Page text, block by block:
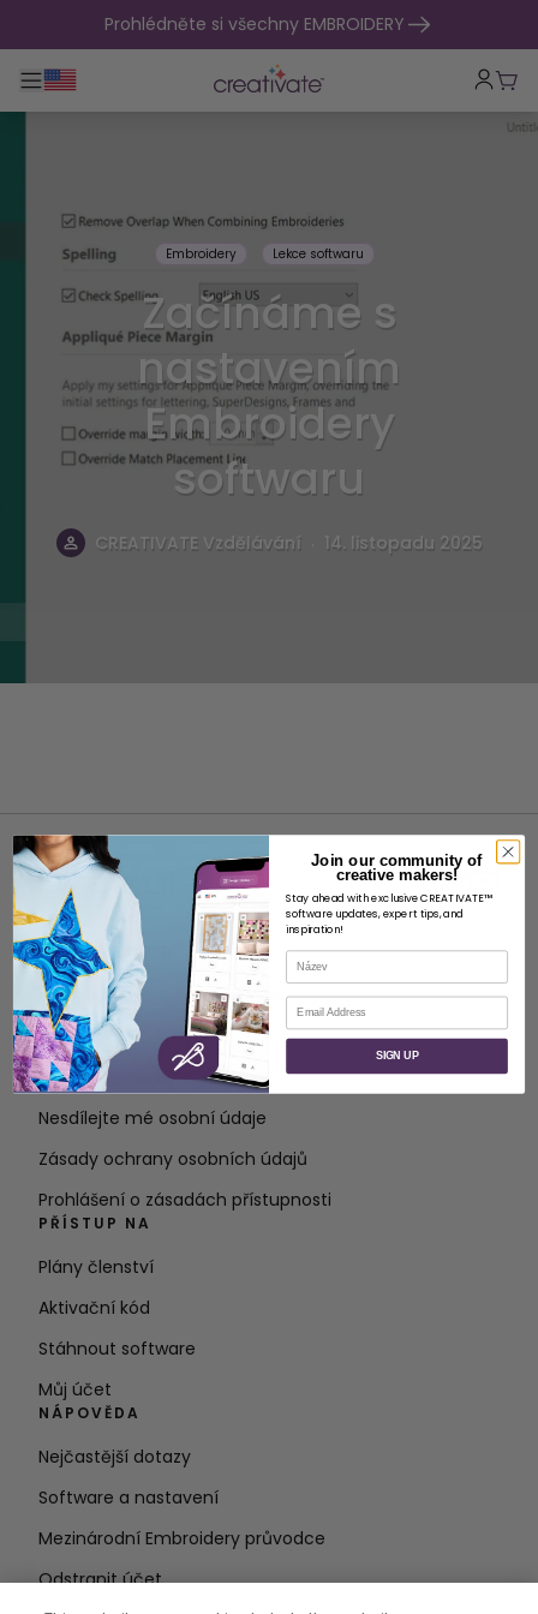
přejít na obsahProhlédněte si všechny EMBROIDERY
Přepnout hlavní navigaci
Embroidery Lekce softwaru
Začínáme s
nastavením
Embroidery
softwaru
CREATIVATE Vzdělávání 14. listopadu 2025
O STRÁNKÁCH
O společnosti SVP Worldwide
Kontakt
Podmínky služby
Nesdílejte mé osobní údaje
Zásady ochrany osobních údajů
Prohlášení o zásadách přístupnosti
PŘÍSTUP NA
Plány členství
Aktivační kód
Stáhnout software
Můj účet
NÁPOVĚDA
Nejčastější dotazy
Software a nastavení
Mezinárodní Embroidery průvodce
Odstranit účet
Join our community of
creative makers!
Stay ahead with exclusive CREATIVATE™
software updates, expert tips, and
inspiration!
Název
E-mail
SIGN UP